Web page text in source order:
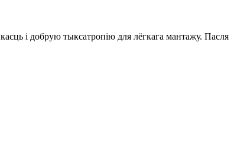
і добрую тыксатропію для лёгкага мантажу. Пасля